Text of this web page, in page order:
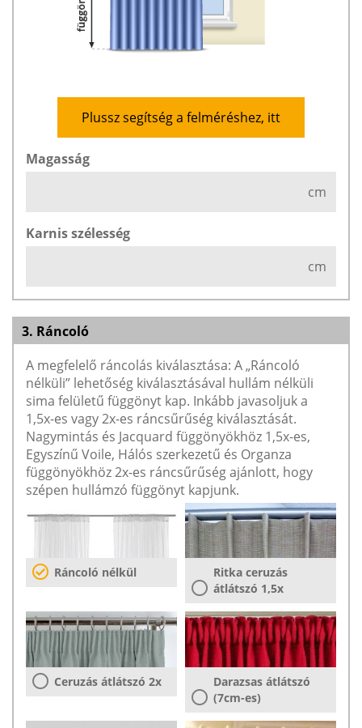
Plussz segítség a felméréshez, itt
Magasság
cm
Karnis szélesség
cm
3. Ráncoló
A megfelelő ráncolás kiválasztása: A „Ráncoló
nélküli” lehetőség kiválasztásával hullám nélküli
sima felületű függönyt kap. Inkább javasoljuk a
1,5x-es vagy 2x-es ráncsűrűség kiválasztását.
Nagymintás és Jacquard függönyökhöz 1,5x-es,
Egyszínű Voile, Hálós szerkezetű és Organza
függönyökhöz 2x-es ráncsűrűség ajánlott, hogy
szépen hullámzó függönyt kapjunk.
Ráncoló nélkül
Ritka ceruzás
átlátszó 1,5x
Ceruzás átlátszó 2x
Darazsas átlátszó
(7cm-es)